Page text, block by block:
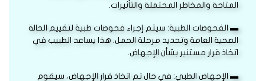
المتاحة والمخاطر المحتملة والتأثيرات.
▬ الفحوصات الطبية: سيتم إجراء فحوصات طبية لتقييم الحالة
الصحية العامة وتحديد مرحلة الحمل. هذا يساعد الطبيب في
اتخاذ قرار مستنير بشأن الإجهاض.
▬ الإجهاض الطبي: في حال تم اتخاذ قرار الإجهاض، سيقوم